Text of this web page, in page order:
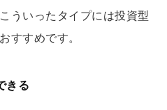
ういったタイプには投資型
すすめです。
きる